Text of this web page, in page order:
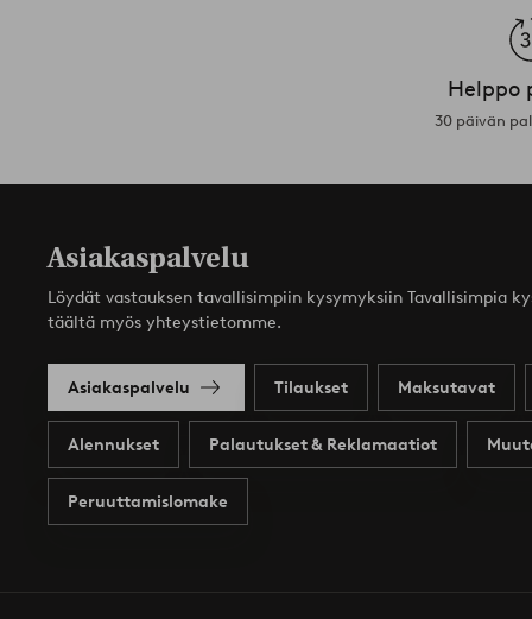
Helppo
30 päivän
Asiakaspalvelu
Löydät vastauksen tavallisimpiin kysymyksiin Tavallisimpia
täältä myös yhteystietomme.
Asiakaspalvelu Tilaukset Maksutavat
Alennukset Palautukset & Reklamaatiot
Peruuttamislomake